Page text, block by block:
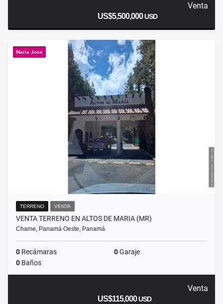
Venta
US$5,500,000USD
Maria Jose
TERRENO VENTA
VENTA TERRENO EN ALTOS DE MARIA (MR)
Chame, Panamá Oeste, Panamá
0 Recámaras 0Garaje
0 Baños
Venta
US$115,000USD